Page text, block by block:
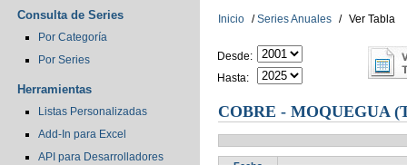
Consulta de Series
Por Categoría
Por Series
Herramientas
Listas Personalizadas
Add-In para Excel
API para Desarrolladores
Inicio / Series Anuales / Ver Tabla
Desde:
Hasta:
COBRE - MOQUEGUA